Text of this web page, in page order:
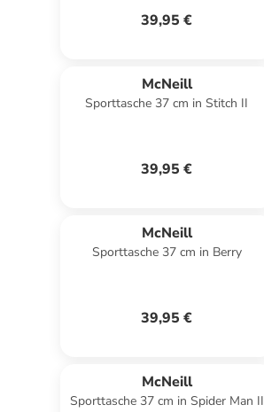
39,95 €
McNeill
Sporttasche 37 cm in Stitch II
39,95 €
McNeill
Sporttasche 37 cm in Berry
39,95 €
McNeill
Sporttasche 37 cm in Spider Man II